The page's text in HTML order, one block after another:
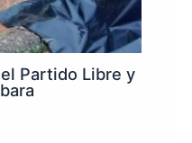
Partido Libre y